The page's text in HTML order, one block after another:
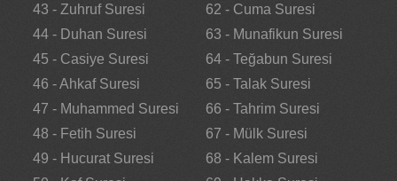
43 - Zuhruf Suresi
44 - Duhan Suresi
45 - Casiye Suresi
46 - Ahkaf Suresi
47 - Muhammed Suresi
48 - Fetih Suresi
49 - Hucurat Suresi
62 - Cuma Suresi
63 - Munafikun Suresi
64 - Teğabun Suresi
65 - Talak Suresi
66 - Tahrim Suresi
67 - Mülk Suresi
68 - Kalem Suresi